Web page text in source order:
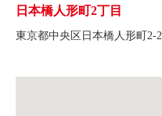
日本橋人形町2丁目
東京都中央区日本橋人形町2-2